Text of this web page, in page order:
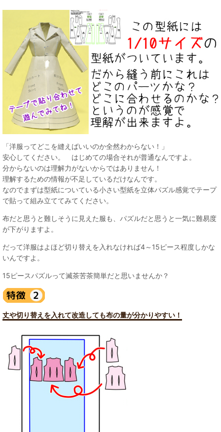
「洋服ってどこを縫えばいいのか全然わからない！」
安心してください。 はじめての場合それが普通なんですよ。
分からないのは理解力がないからではありません！
理解するための情報が不足しているだけなんです。
なのでまずは型紙についている小さい型紙を立体パズル感覚でテープ
で貼って組み立ててみてください。
布だと思うと難しそうに見えた服も、パズルだと思うと一気に難易度
が下がりますよ。
だって洋服はよほど切り替えを入れなければ4～15ピース程度しかな
いんですよ。
15ピースパズルって滅茶苦茶簡単だと思いませんか？
丈や切り替えを入れて改造しても布の量が分かりやすい！